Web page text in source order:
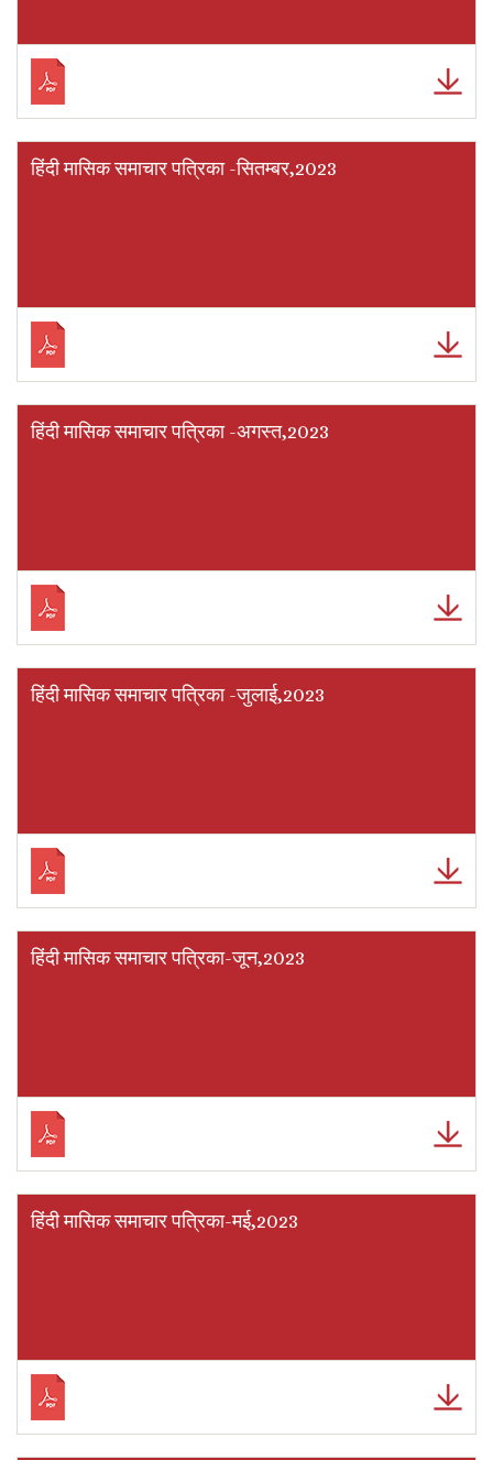
हिंदी मासिक समाचार पत्रिका -सितम्बर,2023
हिंदी मासिक समाचार पत्रिका -अगस्त,2023
हिंदी मासिक समाचार पत्रिका -जुलाई,2023
हिंदी मासिक समाचार पत्रिका-जून,2023
हिंदी मासिक समाचार पत्रिका-मई,2023